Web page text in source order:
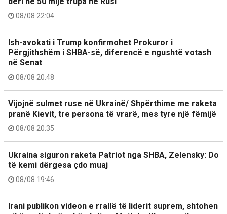
08/08 22:04
Ish-avokati i Trump konfirmohet Prokuror i
Përgjithshëm i SHBA-së, diferencë e ngushtë votash
në Senat
08/08 20:48
Vijojnë sulmet ruse në Ukrainë/ Shpërthime me raketa
pranë Kievit, tre persona të vrarë, mes tyre një fëmijë
08/08 20:35
Ukraina siguron raketa Patriot nga SHBA, Zelensky: Do
të kemi dërgesa çdo muaj
08/08 19:46
Irani publikon videon e rrallë të liderit suprem, shtohen